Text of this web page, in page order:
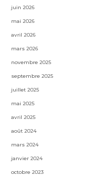
juin 2026
mai 2026
avril 2026
mars 2026
novembre 2025
septembre 2025
juillet 2025
mai 2025
avril 2025
août 2024
mars 2024
janvier 2024
octobre 2023